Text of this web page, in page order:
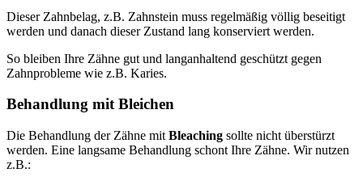
Dieser Zahnbelag, z.B. Zahnstein muss regelmäßig völlig beseitigt
werden und danach dieser Zustand lang konserviert werden.
So bleiben Ihre Zähne gut und langanhaltend geschützt gegen
Zahnprobleme wie z.B. Karies.
Behandlung mit Bleichen
Die Behandlung der Zähne mit Bleaching sollte nicht überstürzt
werden. Eine langsame Behandlung schont Ihre Zähne. Wir nutzen
z.B.: